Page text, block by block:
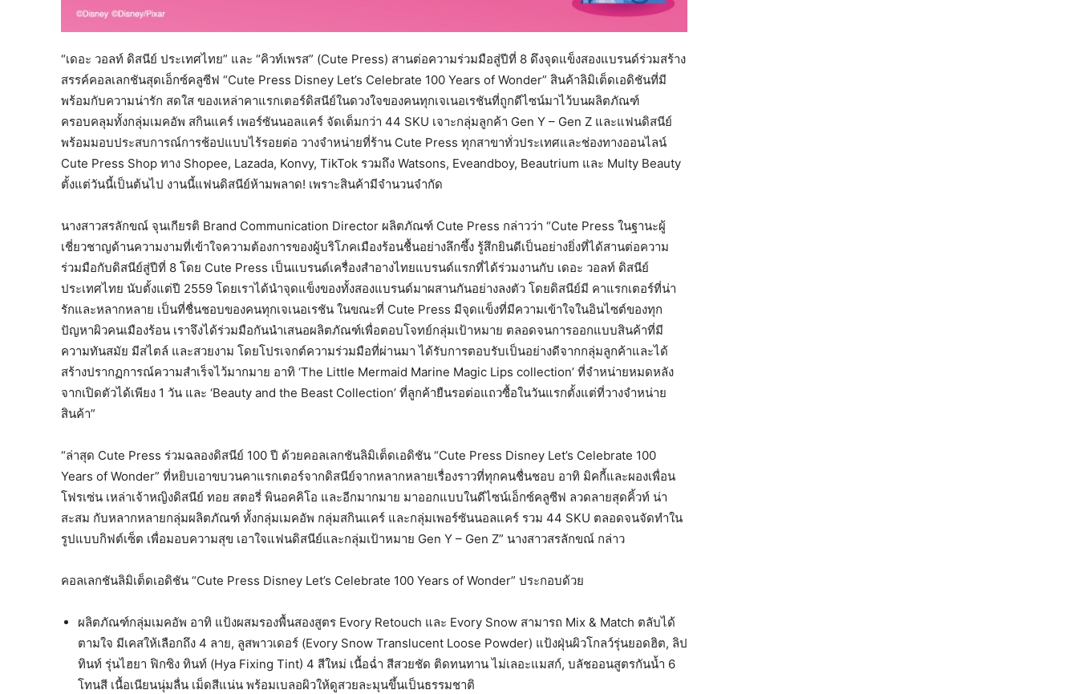
“เดอะ วอลท์ ดิสนีย์ ประเทศไทย” และ “คิวท์เพรส” (Cute Press) สานต่อความร่วมมือสู่ปีที่ 8 ดึงจุดแข็งสองแบรนด์ร่วมสร้าง
สรรค์คอลเลกชันสุดเอ็กซ์คลูซีฟ “Cute Press Disney Let’s Celebrate 100 Years of Wonder” สินค้าลิมิเต็ดเอดิชันที่มี
พร้อมกับความน่ารัก สดใส ของเหล่าคาแรกเตอร์ดิสนีย์ในดวงใจของคนทุกเจเนอเรชันที่ถูกดีไซน์มาไว้บนผลิตภัณฑ์
ครอบคลุมทั้งกลุ่มเมคอัพ สกินแคร์ เพอร์ซันนอลแคร์ จัดเต็มกว่า 44 SKU เจาะกลุ่มลูกค้า Gen Y – Gen Z และแฟนดิสนีย์
พร้อมมอบประสบการณ์การช้อปแบบไร้รอยต่อ วางจำหน่ายที่ร้าน Cute Press ทุกสาขาทั่วประเทศและช่องทางออนไลน์
Cute Press Shop ทาง Shopee, Lazada, Konvy, TikTok รวมถึง Watsons, Eveandboy, Beautrium และ Multy Beauty
ตั้งแต่วันนี้เป็นต้นไป งานนี้แฟนดิสนีย์ห้ามพลาด! เพราะสินค้ามีจำนวนจำกัด
นางสาวสรลักขณ์ จุนเกียรติ Brand Communication Director ผลิตภัณฑ์ Cute Press กล่าวว่า “Cute Press ในฐานะผู้
เชี่ยวชาญด้านความงามที่เข้าใจความต้องการของผู้บริโภคเมืองร้อนชื้นอย่างลึกซึ้ง รู้สึกยินดีเป็นอย่างยิ่งที่ได้สานต่อความ
ร่วมมือกับดิสนีย์สู่ปีที่ 8 โดย Cute Press เป็นแบรนด์เครื่องสำอางไทยแบรนด์แรกที่ได้ร่วมงานกับ เดอะ วอลท์ ดิสนีย์
ประเทศไทย นับตั้งแต่ปี 2559 โดยเราได้นำจุดแข็งของทั้งสองแบรนด์มาผสานกันอย่างลงตัว โดยดิสนีย์มี คาแรกเตอร์ที่น่า
รักและหลากหลาย เป็นที่ชื่นชอบของคนทุกเจเนอเรชัน ในขณะที่ Cute Press มีจุดแข็งที่มีความเข้าใจในอินไซต์ของทุก
ปัญหาผิวคนเมืองร้อน เราจึงได้ร่วมมือกันนำเสนอผลิตภัณฑ์เพื่อตอบโจทย์กลุ่มเป้าหมาย ตลอดจนการออกแบบสินค้าที่มี
ความทันสมัย มีสไตล์ และสวยงาม โดยโปรเจกต์ความร่วมมือที่ผ่านมา ได้รับการตอบรับเป็นอย่างดีจากกลุ่มลูกค้าและได้
สร้างปรากฏการณ์ความสำเร็จไว้มากมาย อาทิ ‘The Little Mermaid Marine Magic Lips collection’ ที่จำหน่ายหมดหลัง
จากเปิดตัวได้เพียง 1 วัน และ ‘Beauty and the Beast Collection’ ที่ลูกค้ายืนรอต่อแถวซื้อในวันแรกตั้งแต่ที่วางจำหน่าย
สินค้า”
“ล่าสุด Cute Press ร่วมฉลองดิสนีย์ 100 ปี ด้วยคอลเลกชันลิมิเต็ดเอดิชัน “Cute Press Disney Let’s Celebrate 100
Years of Wonder” ที่หยิบเอาขบวนคาแรกเตอร์จากดิสนีย์จากหลากหลายเรื่องราวที่ทุกคนชื่นชอบ อาทิ มิคกี้และผองเพื่อน
โฟรเซ่น เหล่าเจ้าหญิงดิสนีย์ ทอย สตอรี่ พินอคคิโอ และอีกมากมาย มาออกแบบในดีไซน์เอ็กซ์คลูซีฟ ลวดลายสุดคิ้วท์ น่า
สะสม กับหลากหลายกลุ่มผลิตภัณฑ์ ทั้งกลุ่มเมคอัพ กลุ่มสกินแคร์ และกลุ่มเพอร์ซันนอลแคร์ รวม 44 SKU ตลอดจนจัดทำใน
รูปแบบกิฟต์เซ็ต เพื่อมอบความสุข เอาใจแฟนดิสนีย์และกลุ่มเป้าหมาย Gen Y – Gen Z” นางสาวสรลักขณ์ กล่าว
คอลเลกชันลิมิเต็ดเอดิชัน “Cute Press Disney Let’s Celebrate 100 Years of Wonder” ประกอบด้วย
ผลิตภัณฑ์กลุ่มเมคอัพ อาทิ แป้งผสมรองพื้นสองสูตร Evory Retouch และ Evory Snow สามารถ Mix & Match ตลับได้
ตามใจ มีเคสให้เลือกถึง 4 ลาย, ลูสพาวเดอร์ (Evory Snow Translucent Loose Powder) แป้งฝุ่นผิวโกลว์รุ่นยอดฮิต, ลิป
ทินท์ รุ่นไฮยา ฟิกซิง ทินท์ (Hya Fixing Tint) 4 สีใหม่ เนื้อฉ่ำ สีสวยชัด ติดทนทาน ไม่เลอะแมสก์, บลัชออนสูตรกันนํ้า 6
โทนสี เนื้อเนียนนุ่มลื่น เม็ดสีแน่น พร้อมเบลอผิวให้ดูสวยละมุนขึ้นเป็นธรรมชาติ